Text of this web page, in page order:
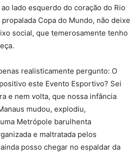
lado esquerdo do coração do Rio
Copa do Mundo, não deixe
social, que temerosamente tenho
realisticamente pergunto: O
este Evento Esportivo? Sei
e nem volta, que nossa infância
mudou, explodiu,
Metrópole barulhenta
e maltratada pelos
posso chegar no espaldar da